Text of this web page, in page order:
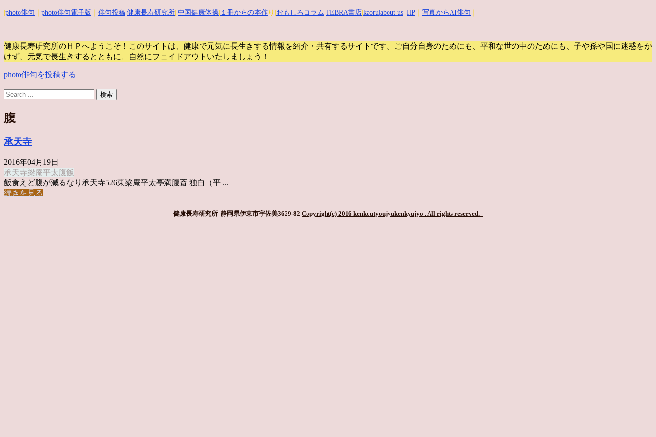
photo俳句 photo俳句電子版 俳句投稿 健康長寿研究所 中国健康体操 １冊からの本作 り| おもしろコラム TEBRA書店 kaoru |about us HP 写真からAI俳句
健康長寿研究所のＨＰへようこそ！このサイトは、健康で元気に長生きする情報を紹介・共有するサイトです。
ご自分自身のためにも、平和な世の中のためにも、子や孫や国に迷惑をか
けず、元気で長生きするとともに、自然にフェイドアウトいたしましょう！
photo俳句を投稿する
腹
承天寺
2016年04月19日
承天寺梁庵平太 腹飯
飯食えど腹が減るなり承天寺526東梁庵平太亭満腹斎 独白（平 ...
続きを見る
健康長寿研究所 静岡県伊東市宇佐美3629-82 Copyright(c) 2016 kenkoutyoujyukenkyujyo . All rights reserved.